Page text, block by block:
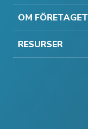
OM FÖRETAGET
RESURSER